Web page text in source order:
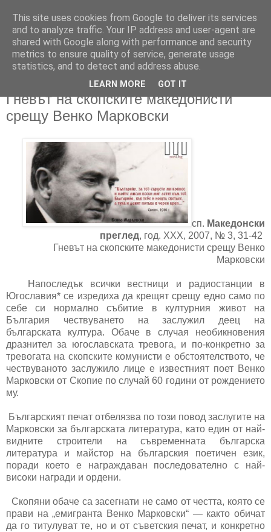
Гневът на скопските македонисти
срещу Венко Марковски
сп. Македонски
преглед, год. XXX, 2007, № 3, 31-42
Гневът на скопските македонисти срещу Венко
Марковски
Напоследък всички вестници и радиостанции в
Югославия* се изредиха да крещят срещу едно само по
себе си нормално събитие в културния живот на
България чествуването на заслужил деец на
българската култура. Обаче в случая необикновения
дразнител за югославската тревога, и по-конкретно за
тревогата на скопските комунисти е обстоятелството, че
чествуваното заслужило лице е известният поет Венко
Марковски от Скопие по случай 60 години от рождението
му.
Българският печат отбелязва по този повод заслугите на
Марковски за българската литература, като един от най-
видните строители на съвременната българска
литература и майстор на българския поетичен език,
поради което е награждаван последователно с най-
високи награди и ордени.
Скопяни обаче са засегнати не само от честта, която се
прави на „емигранта Венко Марковски“ — както обичат
да го титулуват те, но и от съветския печат, и конкретно
This site uses cookies from Google to deliver its services
and to analyze traffic. Your IP address and user-agent are
shared with Google along with performance and security
metrics to ensure quality of service, generate usage
statistics, and to detect and address abuse.
LEARN MORE GOT IT